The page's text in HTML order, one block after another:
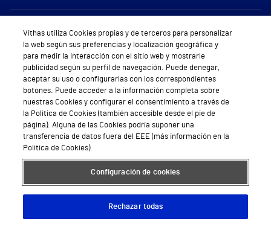
Sobre Vithas
Quiénes somos
Trabajar en Vithas
Teléfono Cita Médica
Teléfono Atención al Cliente
Política de seguridad y salud en el trabajo
Conoce a Supervita
Aviso Legal Política de cookies Política de privacidad Mapa web Protección de datos
Vithas utiliza Cookies propias y de terceros para personalizar
la web según sus preferencias y localización geográfica y
para medir la interacción con el sitio web y mostrarle
publicidad según su perfil de navegación. Puede denegar,
aceptar su uso o configurarlas con los correspondientes
botones. Puede acceder a la información completa sobre
nuestras Cookies y configurar el consentimiento a través de
la Política de Cookies (también accesible desde el pie de
página). Alguna de las Cookies podría suponer una
transferencia de datos fuera del EEE (más información en la
Política de Cookies).
Configuración de cookies
Rechazar todas